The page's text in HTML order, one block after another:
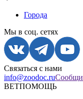
Города
Мы в соц. сетях
Связаться с нами
info@zoodoc.ru
ВЕТПОМОЩЬ